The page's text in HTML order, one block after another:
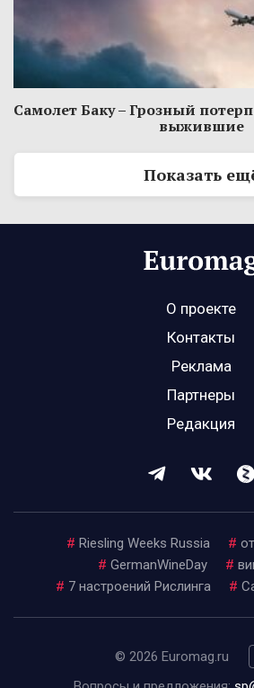
Самолет Баку – Грозный
выжившие
Показать
О проекте
Контакты
Реклама
Партнеры
Редакция
# Riesling Weeks Russia #
# GermanWineDay #
# 7 настроений Рислинга #
© 2026 Euromag.ru